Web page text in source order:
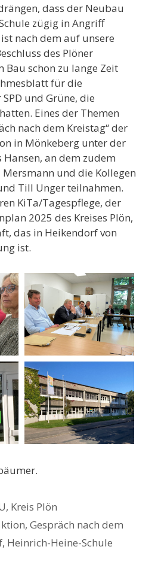
dass der Neubau
zügig in Angriff
nach dem auf unsere
des Plöner
Bau schon zu lange Zeit
für die
und Grüne, die
Eines der Themen
nach dem Kreistag“ der
in Mönkeberg unter der
an dem zudem
und die Kollegen
Till Unger teilnahmen.
KiTa/Tagespflege, der
2025 des Kreises Plön,
das in Heikendorf von
ist.
, Kreis Plön
,Gespräch nach dem
, Heinrich-Heine-Schule